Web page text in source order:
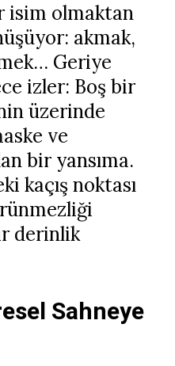
isim olmaktan
akmak,
Geriye
izler: Boş bir
üzerinde
ve
bir yansıma.
kaçış noktası
derinlik
Sahneye